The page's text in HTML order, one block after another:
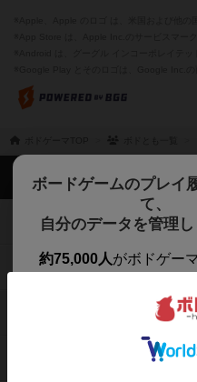
ボードゲームのプレイ
て、
自分のデータを管理し
約75,000人がボドゲー
遊んだボードゲー
気になるゲームのレ
お気に入り作品・所
ボドゲーマTOP
ボードゲームを検索する
ボードゲームの新着レビ
ボードゲーム会情報